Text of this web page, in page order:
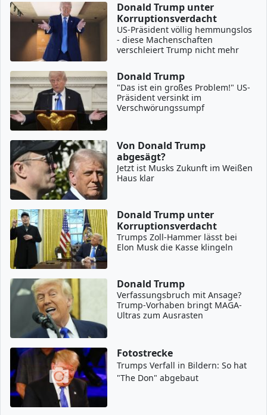
Donald Trump unter
Korruptionsverdacht
US-Präsident völlig hemmungslos
- diese Machenschaften
verschleiert Trump nicht mehr
Donald Trump
"Das ist ein großes Problem!" US-
Präsident versinkt im
Verschwörungssumpf
Von Donald Trump
abgesägt?
Jetzt ist Musks Zukunft im Weißen
Haus klar
Donald Trump unter
Korruptionsverdacht
Trumps Zoll-Hammer lässt bei
Elon Musk die Kasse klingeln
Donald Trump
Verfassungsbruch mit Ansage?
Trump-Vorhaben bringt MAGA-
Ultras zum Ausrasten
Fotostrecke
Trumps Verfall in Bildern: So hat
"The Don" abgebaut